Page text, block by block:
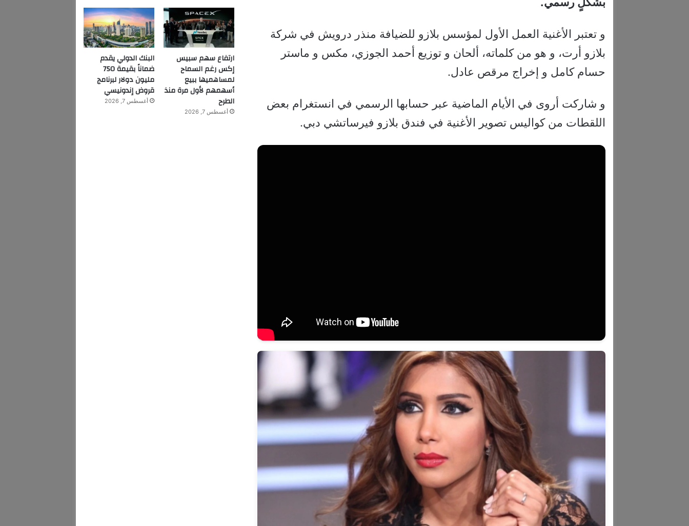
و تعتبر الأغنية العمل الأول لمؤسس بلازو للضيافة منذر درويش في شركة
بلازو أرت، و هو من كلماته، ألحان و توزيع أحمد الجوزي، مكس و ماستر
حسام كامل و إخراج مرقص عادل.
و شاركت أروى في الأيام الماضية عبر حسابها الرسمي في انستغرام بعض
اللقطات من كواليس تصوير الأغنية في فندق بلازو فيرساتشي دبي.
ارتفاع سهم سبيس
إكس رغم السماح
لمساهميها ببيع
أسهمهم لأول مرة منذ
الطرح
أغسطس 7, 2026
البنك الدولي يقدم
ضماناً بقيمة 750
مليون دولار لبرنامج
قروض إندونيسي
أغسطس 7, 2026